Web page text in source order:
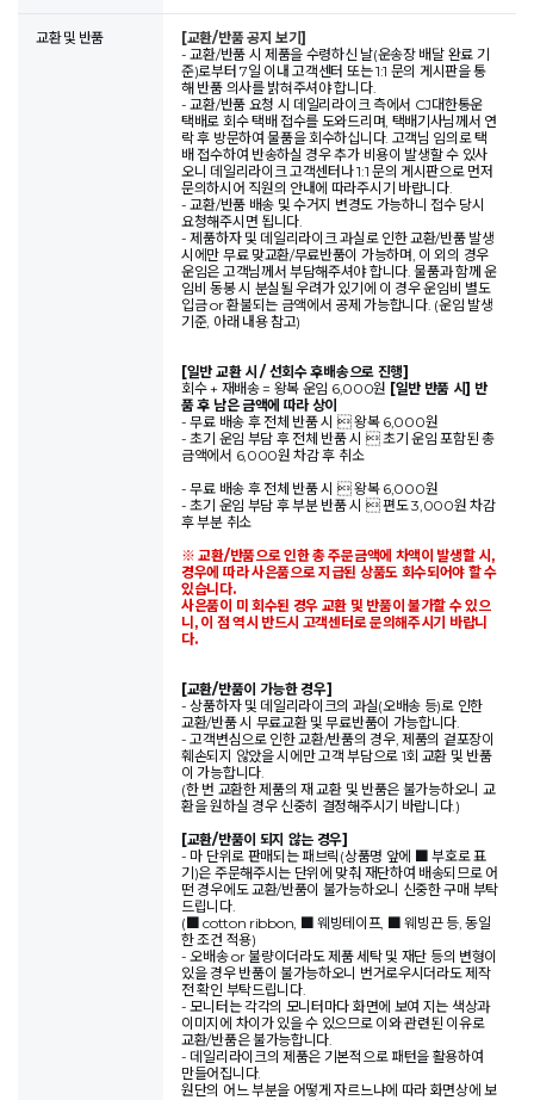
교환 및 반품
[교환/반품 공지 보기]
- 교환/반품 시 제품을 수령하신 날(운송장 배달 완료 기
준)로부터 7일 이내 고객센터 또는 1:1 문의 게시판을 통
해 반품 의사를 밝혀주셔야 합니다.
- 교환/반품 요청 시 데일리라이크 측에서 CJ대한통운
택배로 회수 택배 접수를 도와드리며, 택배기사님께서 연
락 후 방문하여 물품을 회수하십니다. 고객님 임의로 택
배 접수하여 반송하실 경우 추가 비용이 발생할 수 있사
오니 데일리라이크 고객센터나 1:1 문의 게시판으로 먼저
문의하시어 직원의 안내에 따라주시기 바랍니다.
- 교환/반품 배송 및 수거지 변경도 가능하니 접수 당시
요청해주시면 됩니다.
- 제품하자 및 데일리라이크 과실로 인한 교환/반품 발생
시에만 무료 맞교환/무료반품이 가능하며, 이 외의 경우
운임은 고객님께서 부담해주셔야 합니다. 물품과 함께 운
임비 동봉 시 분실될 우려가 있기에 이 경우 운임비 별도
입금 or 환불되는 금액에서 공제 가능합니다. (운임 발생
기준, 아래 내용 참고)
[일반 교환 시 / 선회수 후배송으로 진행]
회수 + 재배송 = 왕복 운임 6,000원 [일반 반품 시] 반
품 후 남은 금액에 따라 상이
- 무료 배송 후 전체 반품 시  왕복 6,000원
- 초기 운임 부담 후 전체 반품 시  초기 운임 포함된 총
금액에서 6,000원 차감 후 취소
- 무료 배송 후 전체 반품 시  왕복 6,000원
- 초기 운임 부담 후 부분 반품 시  편도 3,000원 차감
후 부분 취소
※ 교환/반품으로 인한 총 주문금액에 차액이 발생할 시,
경우에 따라 사은품으로 지급된 상품도 회수되어야 할 수
있습니다.
사은품이 미 회수된 경우 교환 및 반품이 불가할 수 있으
니, 이 점 역시 반드시 고객센터로 문의해주시기 바랍니
다.
[교환/반품이 가능한 경우]
- 상품하자 및 데일리라이크의 과실(오배송 등)로 인한
교환/반품 시 무료교환 및 무료반품이 가능합니다.
- 고객변심으로 인한 교환/반품의 경우, 제품의 겉포장이
훼손되지 않았을 시에만 고객 부담으로 1회 교환 및 반품
이 가능합니다.
(한 번 교환한 제품의 재 교환 및 반품은 불가능하오니 교
환을 원하실 경우 신중히 결정해주시기 바랍니다.)
[교환/반품이 되지 않는 경우]
- 마 단위로 판매되는 패브릭(상품명 앞에 ■ 부호로 표
기)은 주문해주시는 단위에 맞춰 재단하여 배송되므로 어
떤 경우에도 교환/반품이 불가능하오니 신중한 구매 부탁
드립니다.
(■ cotton ribbon, ■ 웨빙테이프, ■ 웨빙끈 등, 동일
한 조건 적용)
- 오배송 or 불량이더라도 제품 세탁 및 재단 등의 변형이
있을 경우 반품이 불가능하오니 번거로우시더라도 제작
전 확인 부탁드립니다.
- 모니터는 각각의 모니터마다 화면에 보여 지는 색상과
이미지에 차이가 있을 수 있으므로 이와 관련된 이유로
교환/반품은 불가능합니다.
- 데일리라이크의 제품은 기본적으로 패턴을 활용하여
만들어집니다.
원단의 어느 부분을 어떻게 자르느냐에 따라 화면상에 보